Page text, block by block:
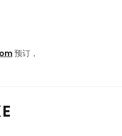
预订，